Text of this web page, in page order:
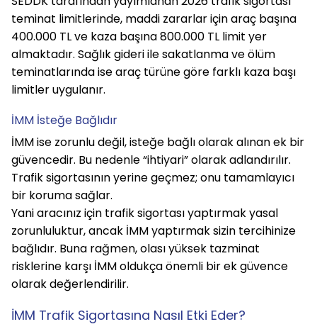
teminat limitlerinde, maddi zararlar için araç başına
400.000 TL ve kaza başına 800.000 TL limit yer
almaktadır. Sağlık gideri ile sakatlanma ve ölüm
teminatlarında ise araç türüne göre farklı kaza başı
limitler uygulanır.
İMM İsteğe Bağlıdır
İMM ise zorunlu değil, isteğe bağlı olarak alınan ek bir
güvencedir. Bu nedenle “ihtiyari” olarak adlandırılır.
Trafik sigortasının yerine geçmez; onu tamamlayıcı
bir koruma sağlar.
Yani aracınız için trafik sigortası yaptırmak yasal
zorunluluktur, ancak İMM yaptırmak sizin tercihinize
bağlıdır. Buna rağmen, olası yüksek tazminat
risklerine karşı İMM oldukça önemli bir ek güvence
olarak değerlendirilir.
İMM Trafik Sigortasına Nasıl Etki Eder?